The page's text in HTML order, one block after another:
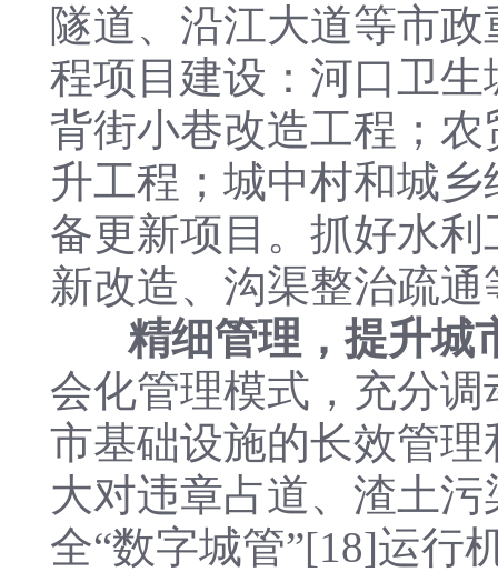
隧道、沿江大道等市
程项目建设：河口卫
背街小巷改造工程；
升工程；城中村和城
备更新项目。抓好水
新改造、沟渠整治疏通
精细管理，提升城
会化管理模式，充分
市基础设施的长效管
大对违章占道、渣土
全“数字城管”[18]运行